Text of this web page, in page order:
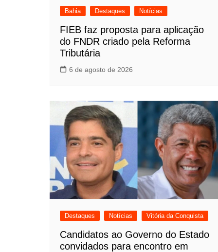
Bahia Destaques Notícias
FIEB faz proposta para aplicação
do FNDR criado pela Reforma
Tributária
6 de agosto de 2026
Destaques Notícias Vitória da Conquista
Candidatos ao Governo do Estado
convidados para encontro em